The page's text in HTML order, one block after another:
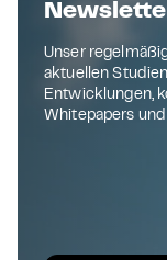
Unser
aktuellen
Entwicklungen,
Whitepapers